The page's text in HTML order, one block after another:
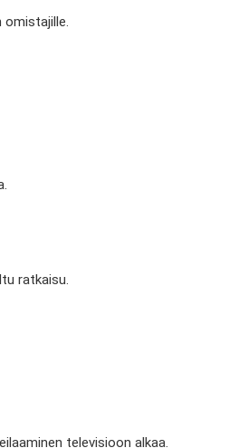
omistajille.
ratkaisu.
televisioon alkaa.